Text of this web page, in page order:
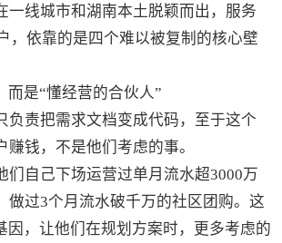
一线城市和湖南本土脱颖而出，服务
，依靠的是四个难以被复制的核心壁
而是“懂经营的合伙人”
负责把需求文档变成代码，至于这个
赚钱，不是他们考虑的事。
们自己下场运营过单月流水超3000万
做过3个月流水破千万的社区团购。这
因，让他们在规划方案时，更多考虑的